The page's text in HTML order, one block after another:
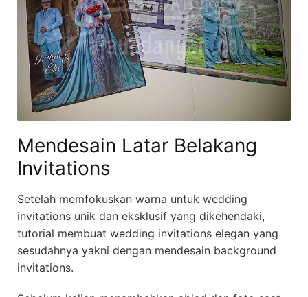
Mendesain Latar Belakang
Invitations
Setelah memfokuskan warna untuk wedding
invitations unik dan eksklusif yang dikehendaki,
tutorial membuat wedding invitations elegan yang
sesudahnya yakni dengan mendesain background
invitations.